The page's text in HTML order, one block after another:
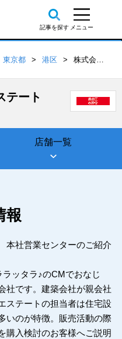
東京都 港区 株式会社長谷工リアルエステート 本社営業センター
テート
店舗一覧
報
社営業センターのご紹介
ッタラ♪のCMでおなじ
社です。建築会社が親会社
ステートの担当者は住宅設
いのが特徴。販売活動の際
購入検討のお客様へご説明